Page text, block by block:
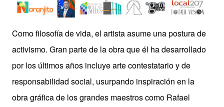
Como filosofía de vida, el artista asume una postura de
activismo. Gran parte de la obra que él ha desarrollado
por los últimos años incluye arte contestatario y de
responsabilidad social, usurpando inspiración en la
obra gráfica de los grandes maestros como Rafael